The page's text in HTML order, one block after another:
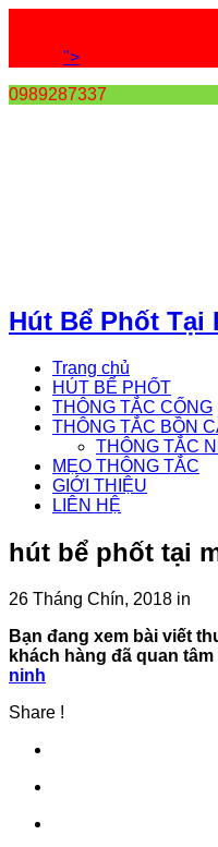
">
0989287337
Hút Bể Phốt Tại
Trang chủ
HÚT BỂ PHỐT
THÔNG TẮC CỐNG
THÔNG TẮC BỒN
THÔNG TẮC
MẸO THÔNG TẮC
GIỚI THIỆU
LIÊN HỆ
hút bể phốt tại
26 Tháng Chín, 2018 in
Bạn đang xem bài viết
khách hàng đã quan
ninh
Share !